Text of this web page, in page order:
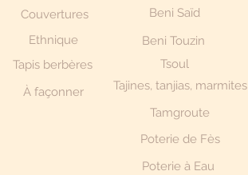
Couvertures
Ethnique
Tapis berbères
À façonner
Beni Saïd
Beni Touzin
Tsoul
Tajines, tanjias, marmites
Tamgroute
Poterie de Fès
Poterie à Eau